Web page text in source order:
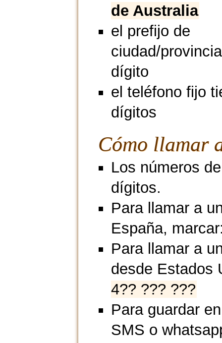
de Australia
el prefijo de
ciudad/
dígito
el teléfono fijo
dígitos
Cómo llamar
Los números
dígitos.
Para llamar a
España,
Para llamar a
desde Estados
4?? ??? ???
Para guardar
SMS o